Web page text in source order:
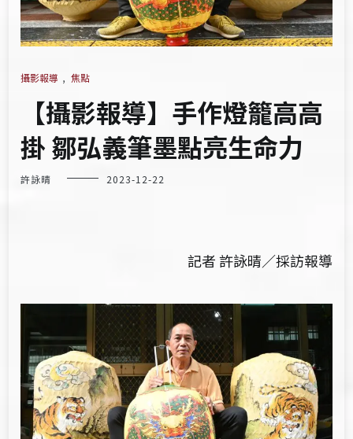
攝影報導 , 焦點
【攝影報導】手作燈籠高高
掛 鄒弘義筆墨點亮生命力
許詠晴 2023-12-22
記者 許詠晴／採訪報導